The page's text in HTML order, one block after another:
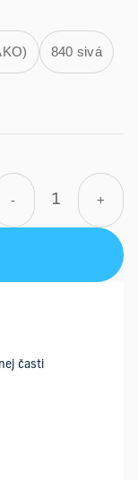
840 sivá
- +
časti